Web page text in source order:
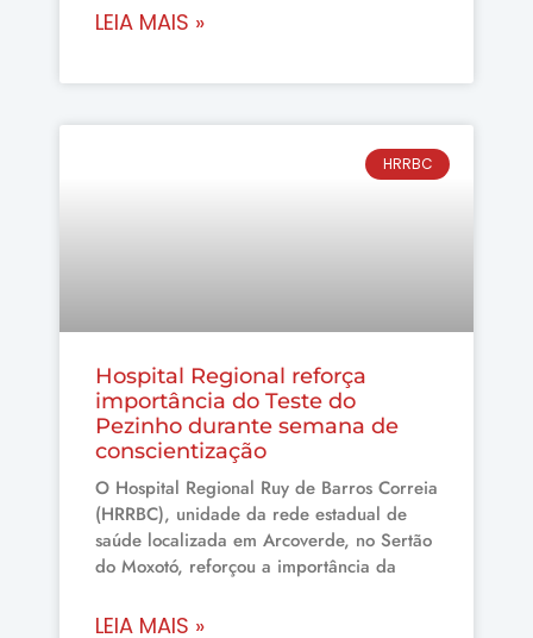
LEIA MAIS »
HRRBC
Hospital Regional reforça
importância do Teste do
Pezinho durante semana de
conscientização
O Hospital Regional Ruy de Barros Correia
(HRRBC), unidade da rede estadual de
saúde localizada em Arcoverde, no Sertão
do Moxotó, reforçou a importância da
LEIA MAIS »